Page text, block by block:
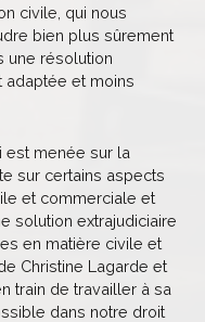
civile, qui nous
bien plus sûrement
une résolution
adaptée et moins
est menée sur la
sur certains aspects
et commerciale et
solution extrajudiciaire
en matière civile et
Christine Lagarde et
train de travailler à sa
dans notre droit